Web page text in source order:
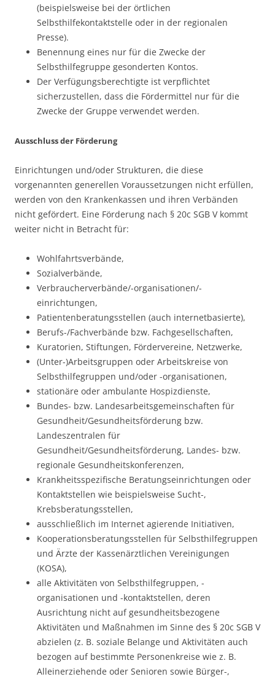
(beispielsweise bei der örtlichen
Selbsthilfekontaktstelle oder in der regionalen
Presse).
Benennung eines nur für die Zwecke der
Selbsthilfegruppe gesonderten Kontos.
Der Verfügungsberechtigte ist verpflichtet
sicherzustellen, dass die Fördermittel nur für die
Zwecke der Gruppe verwendet werden.
Ausschluss der Förderung
Einrichtungen und/oder Strukturen, die diese
vorgenannten generellen Voraussetzungen nicht erfüllen,
werden von den Krankenkassen und ihren Verbänden
nicht gefördert. Eine Förderung nach § 20c SGB V kommt
weiter nicht in Betracht für:
Wohlfahrtsverbände,
Sozialverbände,
Verbraucherverbände/-organisationen/-
einrichtungen,
Patientenberatungsstellen (auch internetbasierte),
Berufs-/Fachverbände bzw. Fachgesellschaften,
Kuratorien, Stiftungen, Fördervereine, Netzwerke,
(Unter-)Arbeitsgruppen oder Arbeitskreise von
Selbsthilfegruppen und/oder -organisationen,
stationäre oder ambulante Hospizdienste,
Bundes- bzw. Landesarbeitsgemeinschaften für
Gesundheit/Gesundheitsförderung bzw.
Landeszentralen für
Gesundheit/Gesundheitsförderung, Landes- bzw.
regionale Gesundheitskonferenzen,
Krankheitsspezifische Beratungseinrichtungen oder
Kontaktstellen wie beispielsweise Sucht-,
Krebsberatungsstellen,
ausschließlich im Internet agierende Initiativen,
Kooperationsberatungsstellen für Selbsthilfegruppen
und Ärzte der Kassenärztlichen Vereinigungen
(KOSA),
alle Aktivitäten von Selbsthilfegruppen, -
organisationen und -kontaktstellen, deren
Ausrichtung nicht auf gesundheitsbezogene
Aktivitäten und Maßnahmen im Sinne des § 20c SGB V
abzielen (z. B. soziale Belange und Aktivitäten auch
bezogen auf bestimmte Personenkreise wie z. B.
Alleinerziehende oder Senioren sowie Bürger-,